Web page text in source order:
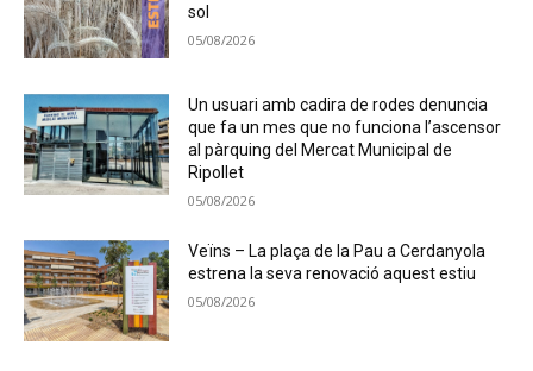
sol
05/08/2026
Un usuari amb cadira de rodes denuncia
que fa un mes que no funciona l’ascensor
al pàrquing del Mercat Municipal de
Ripollet
05/08/2026
Veïns – La plaça de la Pau a Cerdanyola
estrena la seva renovació aquest estiu
05/08/2026